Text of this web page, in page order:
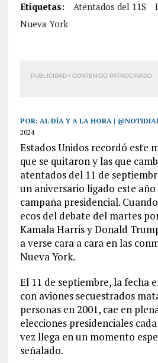
Etiquetas: Atentados del 11S
Nueva York
PUBLICIDAD / CONTENIDO PATROCINADO
POR: AL DÍA Y A LA HORA |
2024
Estados Unidos recordó este
que se quitaron y las que
atentados del 11 de
un aniversario ligado este
campaña presidencial.
ecos del debate del martes
Kamala Harris y Donald
a verse cara a cara en las
Nueva York.
El 11 de septiembre, la fecha
con aviones secuestrados
personas en 2001, cae en
elecciones presidenciales
vez llega en un momento
señalado.